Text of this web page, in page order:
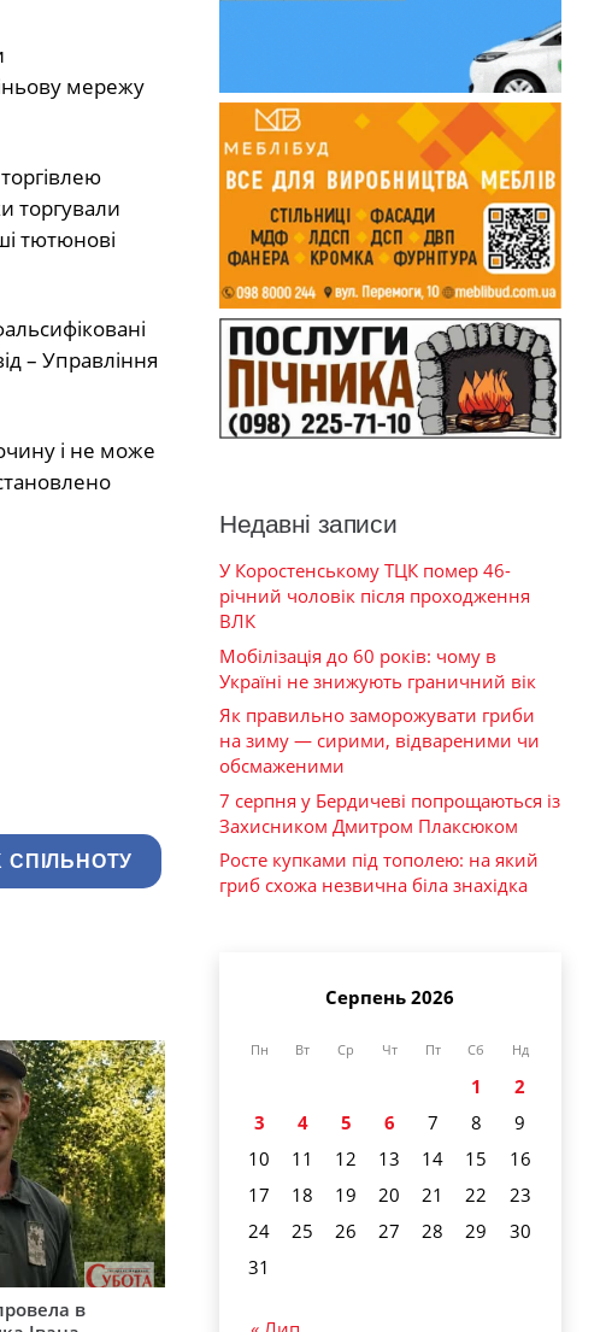
мережу
торгували
тютюнові
– Управління
і не може
СПІЛЬНОТУ
в
Недавні записи
У Коростенському ТЦК помер 46-
річний чоловік після проходження
ВЛК
Мобілізація до 60 років: чому в
Україні не знижують граничний вік
Як правильно заморожувати гриби
на зиму — сирими, відвареними чи
обсмаженими
7 серпня у Бердичеві попрощаються із
Захисником Дмитром Плаксюком
Росте купками під тополею: на який
гриб схожа незвична біла знахідка
Серпень 2026
Пн Вт Ср Чт Пт Сб Нд
1
2
3
4 5 6 7 8
9
10
11 12 13 14 15
16
17
18 19 20 21 22
23
24
25 26 27 28 29
30
31